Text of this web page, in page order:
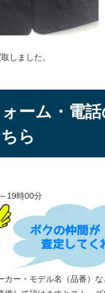
しました。
ーム・電
ら
19時00分
ー・モデル名（品番）な